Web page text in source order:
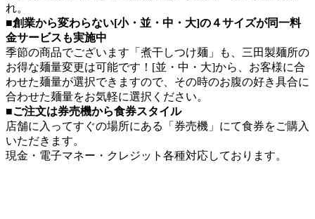
れ。
■創業から変わらない[小・並・中・大]の４サイズが同一料
金サービスも実施中
季節の商品でございます「煮干しつけ麺」も、三田製麺所の
お得な麺量変更は可能です！[並・中・大]から、お客様に合
わせた麺量が選択できますので、その時のお腹の好き具合に
合わせた麺量をお気軽に選択ください。
■ご注文は券売機から食券スタイル
店舗に入ってすぐの場所にある「券売機」にて食券をご購入
いただきます。
現金・電子マネー・クレジット各種対応しております。